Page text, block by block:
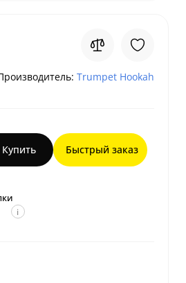
Trumpet Hookah
Купить Быстрый заказ
i